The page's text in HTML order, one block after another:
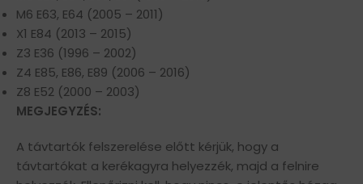
M6 E63, E64 (2005 – 2011)
X1 E84 (2013 – 2015)
Z3 E36 (1996 – 2002)
Z4 E85, E86, E89 (2006 – 2016)
Z8 E52 (2000 – 2003)
MEGJEGYZÉS:
A távtartók felszerelése előtt kérjük, hogy a
távtartókat a kerékagyra helyezzék, majd a felnire